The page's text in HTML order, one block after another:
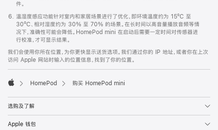
件。
温湿度感应功能针对室内和家居场景进行了优化，即环境温度约为 15ºC 至
30ºC、相对湿度约为 30% 至 70% 的场景。在长时间以高音量播放音频等情
况下，准确性可能会降低。HomePod mini 在启动后需要一定时间对传感器进
行校准，才可显示结果。
我们会使用你所在位置，为你更快显示送货选项。我们通过你的 IP 地址，或者你在上次
访问 Apple 网站时输入的位置信息，找到了你的位置。
HomePod 购买 HomePod mini
选购及了解
Apple 钱包